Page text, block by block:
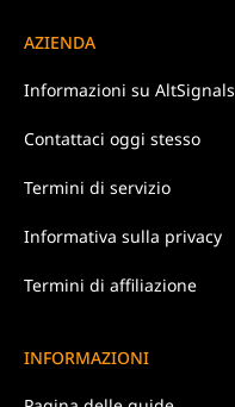
AZIENDA
Informazioni su AltSignals
Contattaci oggi stesso
Termini di servizio
Informativa sulla privacy
Termini di affiliazione
INFORMAZIONI